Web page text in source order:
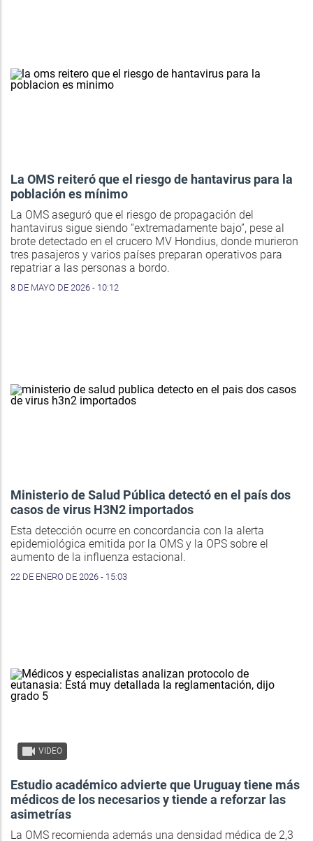
La OMS reiteró que el riesgo de hantavirus para la
población es mínimo
La OMS aseguró que el riesgo de propagación del
hantavirus sigue siendo “extremadamente bajo”, pese al
brote detectado en el crucero MV Hondius, donde murieron
tres pasajeros y varios países preparan operativos para
repatriar a las personas a bordo.
8 DE MAYO DE 2026 - 10:12
Ministerio de Salud Pública detectó en el país dos
casos de virus H3N2 importados
Esta detección ocurre en concordancia con la alerta
epidemiológica emitida por la OMS y la OPS sobre el
aumento de la influenza estacional.
22 DE ENERO DE 2026 - 15:03
VIDEO
Estudio académico advierte que Uruguay tiene más
médicos de los necesarios y tiende a reforzar las
asimetrías
La OMS recomienda además una densidad médica de 2,3